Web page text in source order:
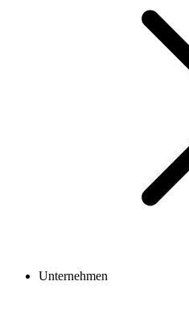
Unternehmen